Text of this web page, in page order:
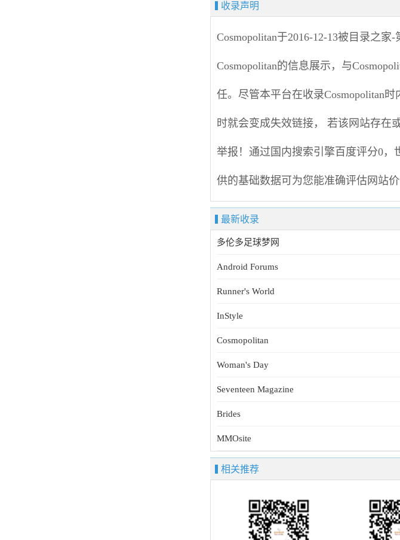
收录声明
Cosmopolitan于2016-12-13被目录之家
Cosmopolitan的信息展示，与
任。尽管本平台在收录Cosmopolitan时
时就会变成失效链接， 若该网站存在
举报 ！通过国内搜索引擎百度评分0，
供的基础数据可为您能准确评估网站价
最新收录
多伦多足球梦网
Android Forums
Runner's World
InStyle
Cosmopolitan
Woman's Day
Seventeen Magazine
Brides
MMOsite
相关推荐